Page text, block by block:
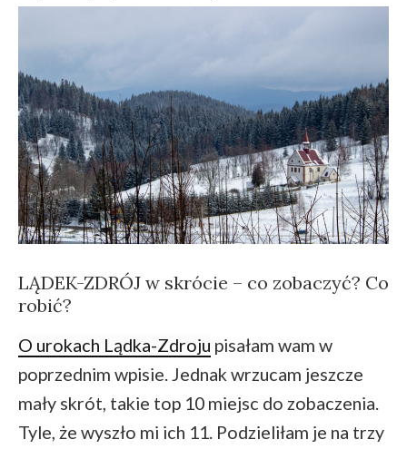
LĄDEK-ZDRÓJ w skrócie – co zobaczyć? Co
robić?
O urokach Lądka-Zdroju pisałam wam w
poprzednim wpisie. Jednak wrzucam jeszcze
mały skrót, takie top 10 miejsc do zobaczenia.
Tyle, że wyszło mi ich 11. Podzieliłam je na trzy